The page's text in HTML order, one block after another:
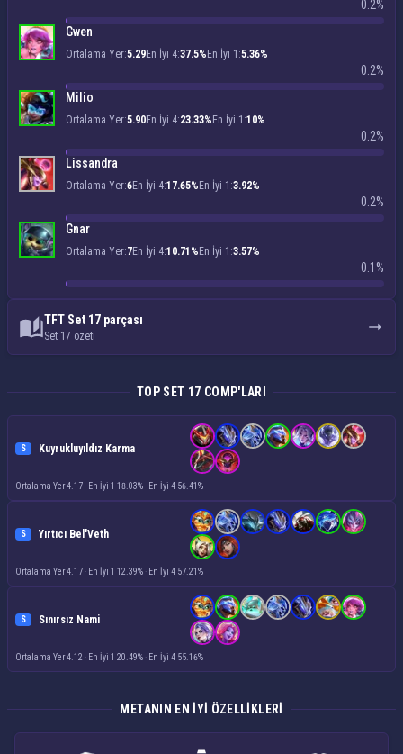
0.2%
Gwen
Ortalama Yer:5.29En İyi 4:37.5% En İyi 1:5.36%
0.2%
Milio
Ortalama Yer:5.90En İyi 4:23.33% En İyi 1:10%
0.2%
Lissandra
Ortalama Yer:6En İyi 4:17.65% En İyi 1:3.92%
0.2%
Gnar
Ortalama Yer:7En İyi 4:10.71% En İyi 1:3.57%
0.1%
TFT Set 17 parçası
Set 17 özeti
TOP SET 17 COMP'LARI
S Kuyrukluyıldız Karma
Ortalama Yer 4.17 · En İyi 1 18.03% · En İyi 4 56.41%
S Yırtıcı Bel'Veth
Ortalama Yer 4.17 · En İyi 1 12.39% · En İyi 4 57.21%
S Sınırsız Nami
Ortalama Yer 4.12 · En İyi 1 20.49% · En İyi 4 55.16%
METANIN EN IYI ÖZELLIKLERI